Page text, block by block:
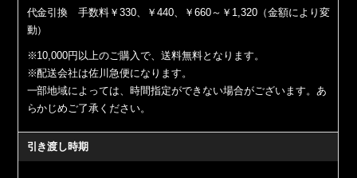
代金引換 手数料￥330、￥440、￥660～￥1,320（金額により変
動）
※10,000円以上のご購入で、送料無料となります。
※配送会社は佐川急便になります。
一部地域によっては、時間指定ができない場合がございます。あ
らかじめご了承ください。
引き渡し時期